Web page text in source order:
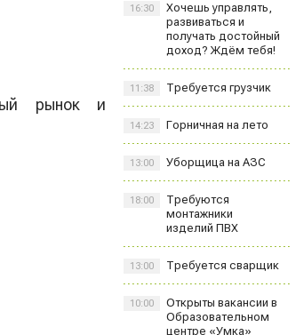
рынок и
Хочешь управлять,
развиваться и
получать достойный
доход? Ждём тебя!
16:30
Требуется грузчик
11:38
Горничная на лето
14:23
Уборщица на АЗС
13:00
Требуются
монтажники
изделий ПВХ
18:00
Требуется сварщик
13:00
Открыты вакансии в
Образовательном
центре «Умка»
10:00